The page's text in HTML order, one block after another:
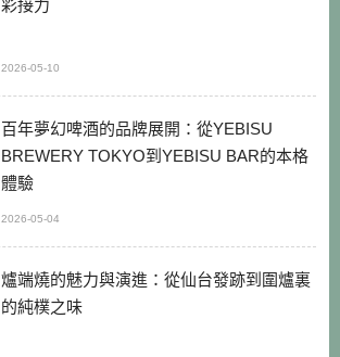
彩接力
2026-05-10
百年夢幻啤酒的品牌展開：從YEBISU
BREWERY TOKYO到YEBISU BAR的本格
體驗
2026-05-04
爐端燒的魅力與演進：從仙台發跡到圍爐裏
的純樸之味